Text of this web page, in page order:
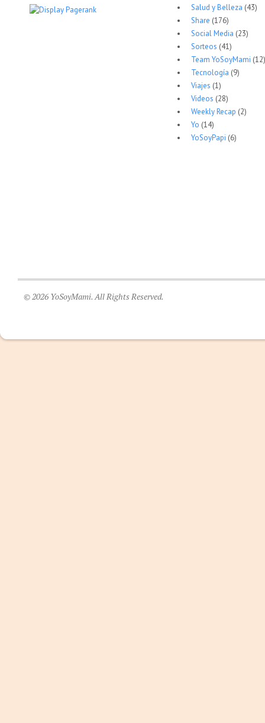
Salud y Belleza (43)
Share (176)
Social Media (23)
Sorteos (41)
Team YoSoyMami (12)
Tecnología (9)
Viajes (1)
Videos (28)
Weekly Recap (2)
Yo (14)
YoSoyPapi (6)
© 2026 YoSoyMami. All Rights Reserved.